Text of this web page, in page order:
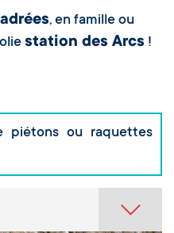
, en famille ou
station des Arcs !
piétons ou raquettes